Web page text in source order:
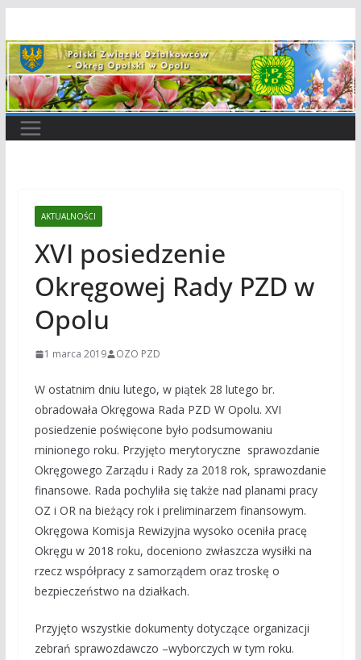
do
treści
AKTUALNOŚCI
XVI posiedzenie
Okręgowej Rady PZD w
Opolu
1 marca 2019 OZO PZD
W ostatnim dniu lutego, w piątek 28 lutego br.
obradowała Okręgowa Rada PZD W Opolu. XVI
posiedzenie poświęcone było podsumowaniu
minionego roku. Przyjęto merytoryczne sprawozdanie
Okręgowego Zarządu i Rady za 2018 rok, sprawozdanie
finansowe. Rada pochyliła się także nad planami pracy
OZ i OR na bieżący rok i preliminarzem finansowym.
Okręgowa Komisja Rewizyjna wysoko oceniła pracę
Okręgu w 2018 roku, doceniono zwłaszcza wysiłki na
rzecz współpracy z samorządem oraz troskę o
bezpieczeństwo na działkach.
Przyjęto wszystkie dokumenty dotyczące organizacji
zebrań sprawozdawczo –wyborczych w tym roku.